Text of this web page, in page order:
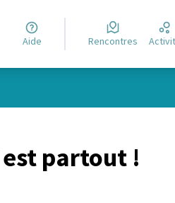
Aide Rencontres
partout !